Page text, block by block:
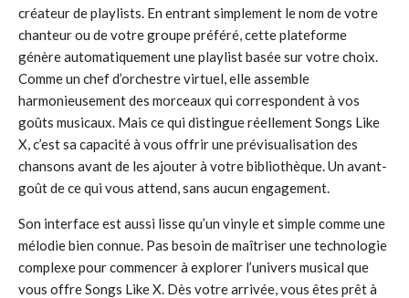
créateur de playlists. En entrant simplement le nom de votre
chanteur ou de votre groupe préféré, cette plateforme
génère automatiquement une playlist basée sur votre choix.
Comme un chef d’orchestre virtuel, elle assemble
harmonieusement des morceaux qui correspondent à vos
goûts musicaux. Mais ce qui distingue réellement Songs Like
X, c’est sa capacité à vous offrir une prévisualisation des
chansons avant de les ajouter à votre bibliothèque. Un avant-
goût de ce qui vous attend, sans aucun engagement.
Son interface est aussi lisse qu’un vinyle et simple comme une
mélodie bien connue. Pas besoin de maîtriser une technologie
complexe pour commencer à explorer l’univers musical que
vous offre Songs Like X. Dès votre arrivée, vous êtes prêt à